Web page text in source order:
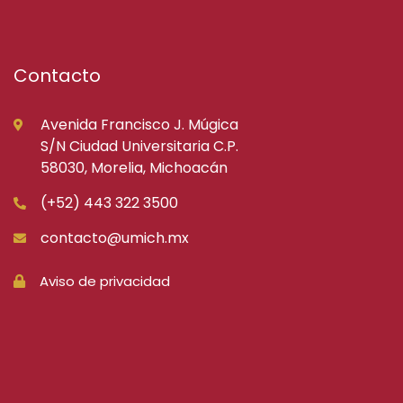
Contacto
Avenida Francisco J. Múgica
S/N Ciudad Universitaria C.P.
58030, Morelia, Michoacán
(+52) 443 322 3500
contacto@umich.mx
Aviso de privacidad